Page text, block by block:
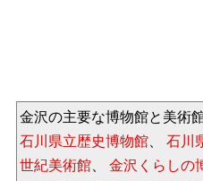
金沢の主要な博物館と美術
石川県立歴史博物館
石川
世紀美術館
金沢くらしの